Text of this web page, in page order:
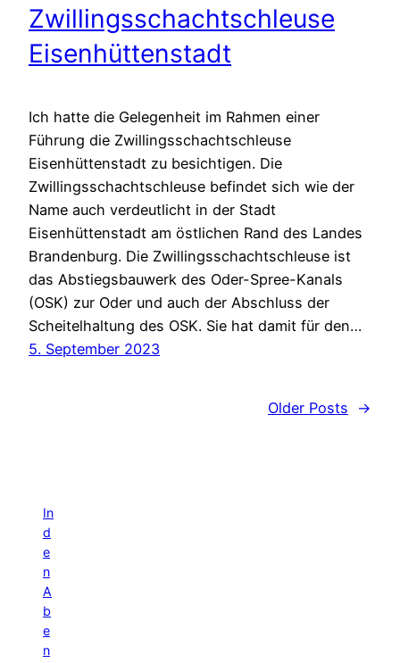
Zwillingsschachtschleuse
Eisenhüttenstadt
Ich hatte die Gelegenheit im Rahmen einer
Führung die Zwillingsschachtschleuse
Eisenhüttenstadt zu besichtigen. Die
Zwillingsschachtschleuse befindet sich wie der
Name auch verdeutlicht in der Stadt
Eisenhüttenstadt am östlichen Rand des Landes
Brandenburg. Die Zwillingsschachtschleuse ist
das Abstiegsbauwerk des Oder-Spree-Kanals
(OSK) zur Oder und auch der Abschluss der
Scheitelhaltung des OSK. Sie hat damit für den…
5. September 2023
Older Posts →
In
d
e
n
A
b
e
n